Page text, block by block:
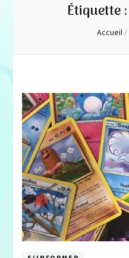
Étiquette :
Accueil/